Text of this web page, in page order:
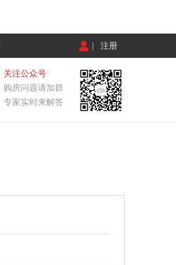
注册
关注公众号
购房问题请加群
专家实时来解答